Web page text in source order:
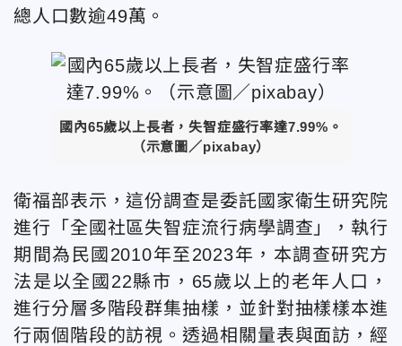
總人口數逾49萬。
國內65歲以上長者，失智症盛行率達7.99%。
（示意圖／pixabay）
衛福部表示，這份調查是委託國家衛生研究院
進行「全國社區失智症流行病學調查」，執行
期間為民國2010年至2023年，本調查研究方
法是以全國22縣市，65歲以上的老年人口，
進行分層多階段群集抽樣，並針對抽樣樣本進
行兩個階段的訪視。透過相關量表與面訪，經